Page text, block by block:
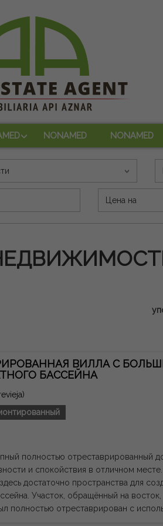
NONAMED NONAMED
ВИЛЛА С
БАССЕЙНА
полностью отреставрированный
и спокойствия в отличном
достаточно пространства для
дня получает
полностью отреставрирован с